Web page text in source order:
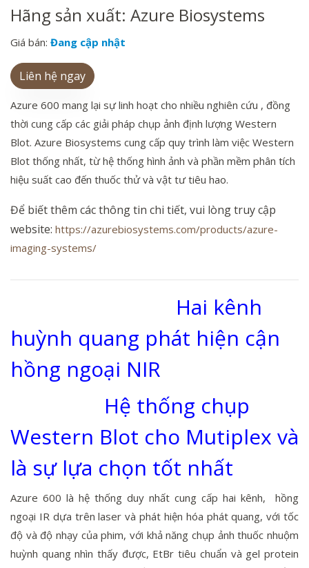
Hãng sản xuất: Azure Biosystems
Giá bán: Đang cập nhật
Liên hệ ngay
Azure 600 mang lại sự linh hoạt cho nhiều nghiên cứu , đồng
thời cung cấp các giải pháp chụp ảnh định lượng Western
Blot. Azure Biosystems cung cấp quy trình làm việc Western
Blot thống nhất, từ hệ thống hình ảnh và phần mềm phân tích
hiệu suất cao đến thuốc thử và vật tư tiêu hao.
Để biết thêm các thông tin chi tiết, vui lòng truy cập
website: https://azurebiosystems.com/products/azure-
imaging-systems/
Hai kênh
huỳnh quang phát hiện cận
hồng ngoại NIR
Hệ thống chụp
Western Blot cho Mutiplex và
là sự lựa chọn tốt nhất
Azure 600 là hệ thống duy nhất cung cấp hai kênh, hồng
ngoại IR dựa trên laser và phát hiện hóa phát quang, với tốc
độ và độ nhạy của phim, với khả năng chụp ảnh thuốc nhuộm
huỳnh quang nhìn thấy được, EtBr tiêu chuẩn và gel protein